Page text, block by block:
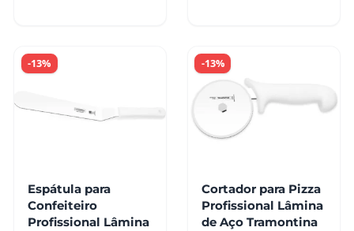
-13%
Espátula para
Confeiteiro
Profissional Lâmina
-13%
Cortador para Pizza
Profissional Lâmina
de Aço Tramontina